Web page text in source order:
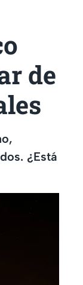
de
¿Está